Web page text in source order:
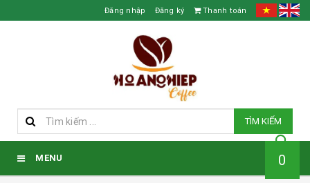
Đăng nhập Đăng ký Thanh toán
TÌM KIẾM
MENU 0